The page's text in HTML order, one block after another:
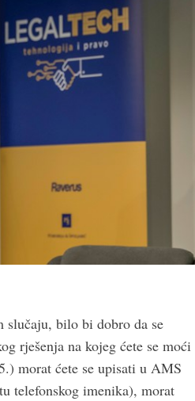
slučaju, bilo bi dobro da se
rješenja na kojeg ćete se moći
morat ćete se upisati u AMS
telefonskog imenika), morat